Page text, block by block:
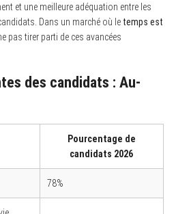
et une meilleure adéquation entre les
Dans un marché où le temps est
pas tirer parti de ces avancées
des candidats : Au-
Pourcentage de
candidats 2026
78%